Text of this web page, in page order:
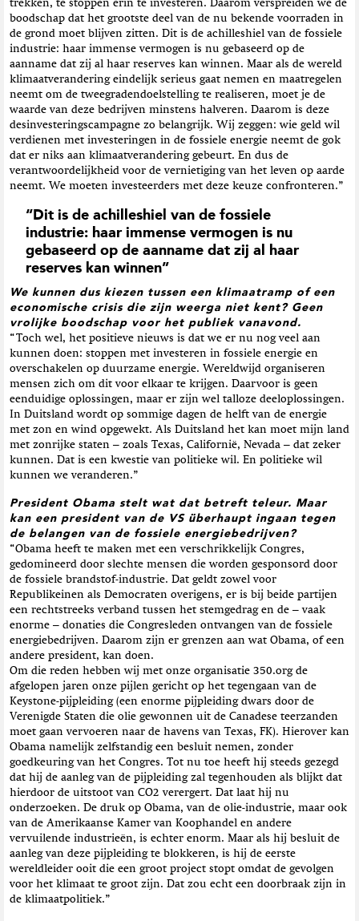
trekken, te stoppen erin te investeren. Daarom verspreiden we de
boodschap dat het grootste deel van de nu bekende voorraden in
de grond moet blijven zitten. Dit is de achilleshiel van de fossiele
industrie: haar immense vermogen is nu gebaseerd op de
aanname dat zij al haar reserves kan winnen. Maar als de wereld
klimaatverandering eindelijk serieus gaat nemen en maatregelen
neemt om de tweegradendoelstelling te realiseren, moet je de
waarde van deze bedrijven minstens halveren. Daarom is deze
desinvesteringscampagne zo belangrijk. Wij zeggen: wie geld wil
verdienen met investeringen in de fossiele energie neemt de gok
dat er niks aan klimaatverandering gebeurt. En dus de
verantwoordelijkheid voor de vernietiging van het leven op aarde
neemt. We moeten investeerders met deze keuze confronteren.”
“Dit is de achilleshiel van de fossiele
industrie: haar immense vermogen is nu
gebaseerd op de aanname dat zij al haar
reserves kan winnen”
We kunnen dus kiezen tussen een klimaatramp of een
economische crisis die zijn weerga niet kent? Geen
vrolijke boodschap voor het publiek vanavond.
“Toch wel, het positieve nieuws is dat we er nu nog veel aan
kunnen doen: stoppen met investeren in fossiele energie en
overschakelen op duurzame energie. Wereldwijd organiseren
mensen zich om dit voor elkaar te krijgen. Daarvoor is geen
eenduidige oplossingen, maar er zijn wel talloze deeloplossingen.
In Duitsland wordt op sommige dagen de helft van de energie
met zon en wind opgewekt. Als Duitsland het kan moet mijn land
met zonrijke staten – zoals Texas, Californië, Nevada – dat zeker
kunnen. Dat is een kwestie van politieke wil. En politieke wil
kunnen we veranderen.”
President Obama stelt wat dat betreft teleur. Maar
kan een president van de VS überhaupt ingaan tegen
de belangen van de fossiele energiebedrijven?
“Obama heeft te maken met een verschrikkelijk Congres,
gedomineerd door slechte mensen die worden gesponsord door
de fossiele brandstof-industrie. Dat geldt zowel voor
Republikeinen als Democraten overigens, er is bij beide partijen
een rechtstreeks verband tussen het stemgedrag en de – vaak
enorme – donaties die Congresleden ontvangen van de fossiele
energiebedrijven. Daarom zijn er grenzen aan wat Obama, of een
andere president, kan doen.
Om die reden hebben wij met onze organisatie 350.org de
afgelopen jaren onze pijlen gericht op het tegengaan van de
Keystone-pijpleiding (een enorme pijpleiding dwars door de
Verenigde Staten die olie gewonnen uit de Canadese teerzanden
moet gaan vervoeren naar de havens van Texas, FK). Hierover kan
Obama namelijk zelfstandig een besluit nemen, zonder
goedkeuring van het Congres. Tot nu toe heeft hij steeds gezegd
dat hij de aanleg van de pijpleiding zal tegenhouden als blijkt dat
hierdoor de uitstoot van CO2 verergert. Dat laat hij nu
onderzoeken. De druk op Obama, van de olie-industrie, maar ook
van de Amerikaanse Kamer van Koophandel en andere
vervuilende industrieën, is echter enorm. Maar als hij besluit de
aanleg van deze pijpleiding te blokkeren, is hij de eerste
wereldleider ooit die een groot project stopt omdat de gevolgen
voor het klimaat te groot zijn. Dat zou echt een doorbraak zijn in
de klimaatpolitiek.”